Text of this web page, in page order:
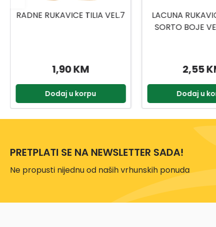
LACUNA RUKAVICA DIFFER
2,55 KM
Dodaj u korpu
GEBOL RADNE
MASTERFLEX
6,99
Dodaj u
PRETPLATI SE NA NEWSLETTER SADA!
Ne propusti nijednu od naših vrhunskih ponuda